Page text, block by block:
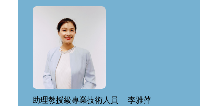
助理教授級專業技術人員 李雅萍